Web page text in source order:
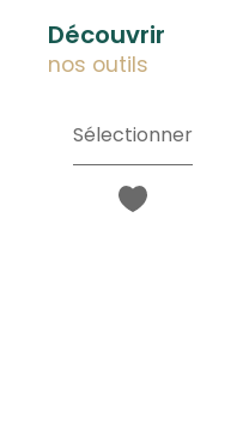
découvrir
nos outils
Sélectionner